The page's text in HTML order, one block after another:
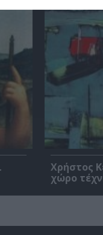
Χρήστος
χώρο